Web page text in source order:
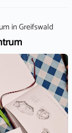
inGreifswald